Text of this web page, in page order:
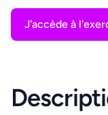
J'accède à